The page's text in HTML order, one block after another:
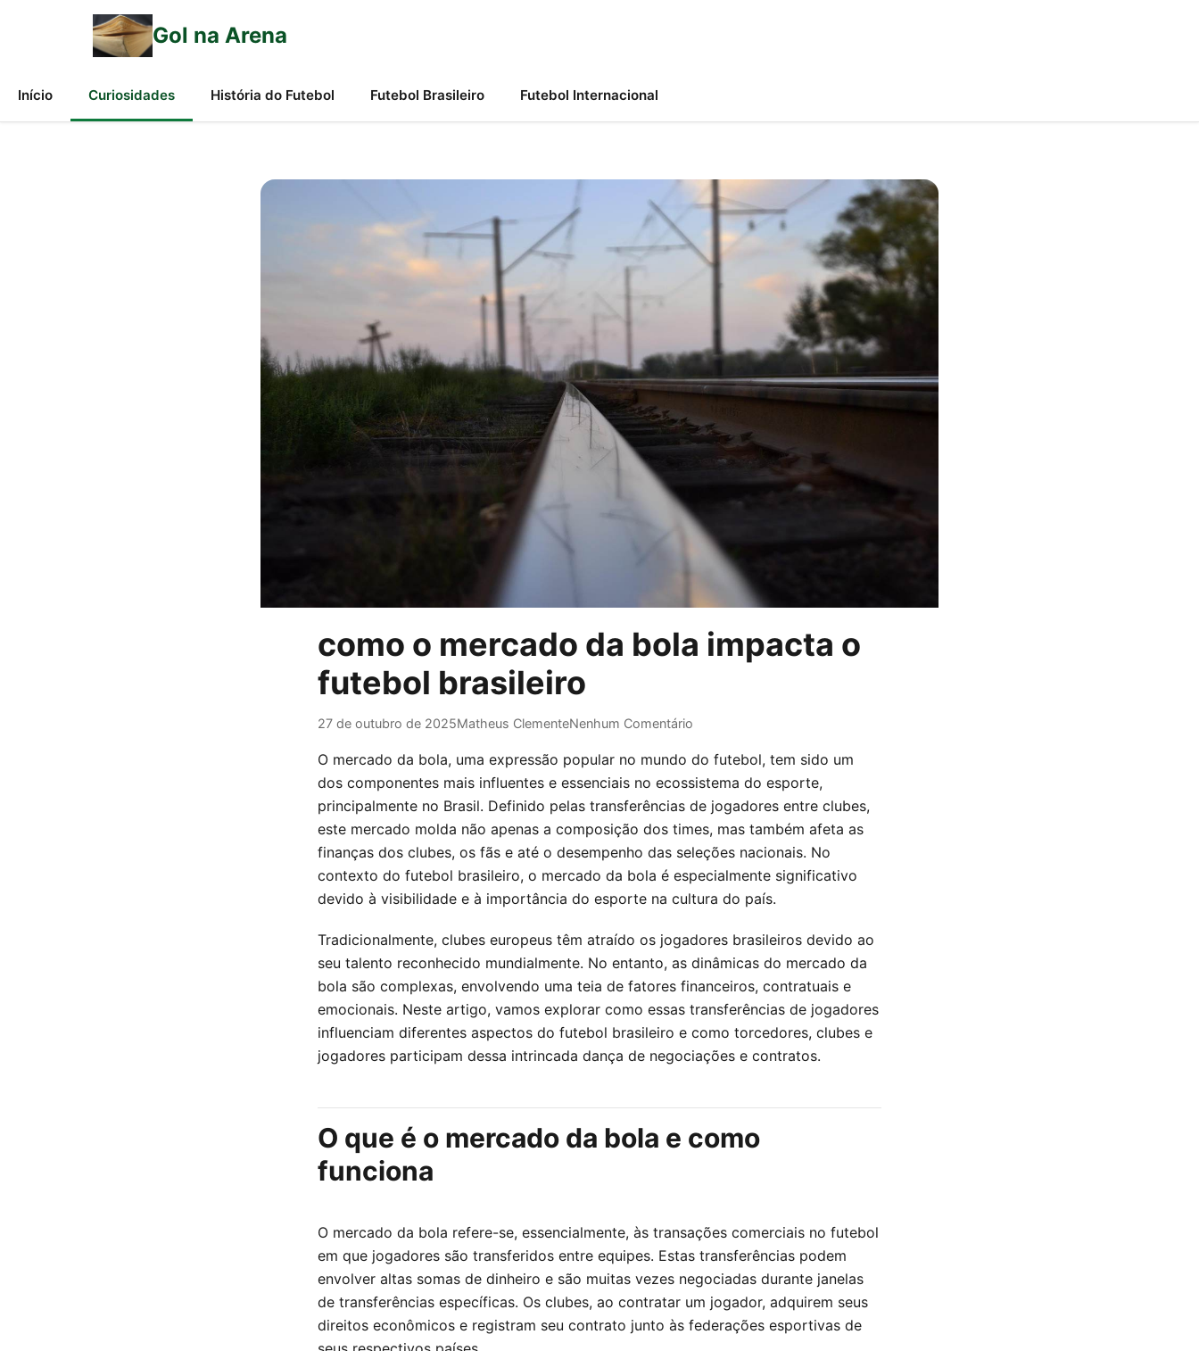
Gol na Arena
Início Curiosidades História do Futebol Futebol Brasileiro Futebol Internacional
como o mercado da bola impacta o
futebol brasileiro
27 de outubro de 2025Matheus ClementeNenhum Comentário
O mercado da bola, uma expressão popular no mundo do futebol, tem sido um
dos componentes mais influentes e essenciais no ecossistema do esporte,
principalmente no Brasil. Definido pelas transferências de jogadores entre clubes,
este mercado molda não apenas a composição dos times, mas também afeta as
finanças dos clubes, os fãs e até o desempenho das seleções nacionais. No
contexto do futebol brasileiro, o mercado da bola é especialmente significativo
devido à visibilidade e à importância do esporte na cultura do país.
Tradicionalmente, clubes europeus têm atraído os jogadores brasileiros devido ao
seu talento reconhecido mundialmente. No entanto, as dinâmicas do mercado da
bola são complexas, envolvendo uma teia de fatores financeiros, contratuais e
emocionais. Neste artigo, vamos explorar como essas transferências de jogadores
influenciam diferentes aspectos do futebol brasileiro e como torcedores, clubes e
jogadores participam dessa intrincada dança de negociações e contratos.
O que é o mercado da bola e como
funciona
O mercado da bola refere-se, essencialmente, às transações comerciais no futebol
em que jogadores são transferidos entre equipes. Estas transferências podem
envolver altas somas de dinheiro e são muitas vezes negociadas durante janelas
de transferências específicas. Os clubes, ao contratar um jogador, adquirem seus
direitos econômicos e registram seu contrato junto às federações esportivas de